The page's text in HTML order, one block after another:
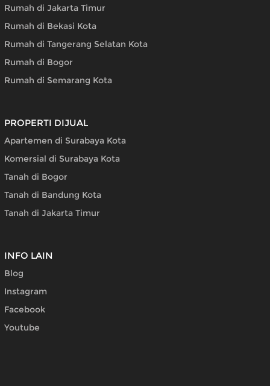
Rumah di Jakarta Timur
Rumah di Bekasi Kota
Rumah di Tangerang Selatan Kota
Rumah di Bogor
Rumah di Semarang Kota
PROPERTI DIJUAL
Apartemen di Surabaya Kota
Komersial di Surabaya Kota
Tanah di Bogor
Tanah di Bandung Kota
Tanah di Jakarta Timur
INFO LAIN
Blog
Instagram
Facebook
Youtube